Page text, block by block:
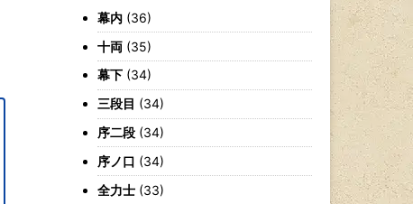
幕内 (36)
十両 (35)
幕下 (34)
三段目 (34)
序二段 (34)
序ノ口 (34)
全力士 (33)